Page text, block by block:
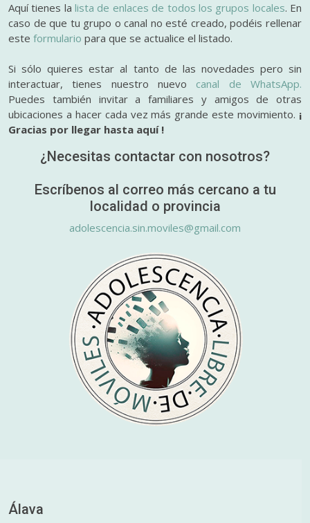
Aquí tienes lalista de enlaces de todos los grupos locales. En
caso de que tu grupo o canal no esté creado, podéis rellenar
este formulario para que se actualice el listado.
Si sólo quieres estar al tanto de las novedades pero sin
interactuar, tienes nuestro nuevo canal de WhatsApp.
Puedes también invitar a familiares y amigos de otras
ubicaciones a hacer cada vez más grande este movimiento. ¡
Gracias por llegar hasta aquí !
¿Necesitas contactar con nosotros?
Escríbenos al correo más cercano a tu
localidad o provincia
adolescencia.sin.moviles@gmail.com
Álava